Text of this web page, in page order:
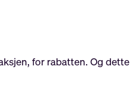
for rabatten. Og dette